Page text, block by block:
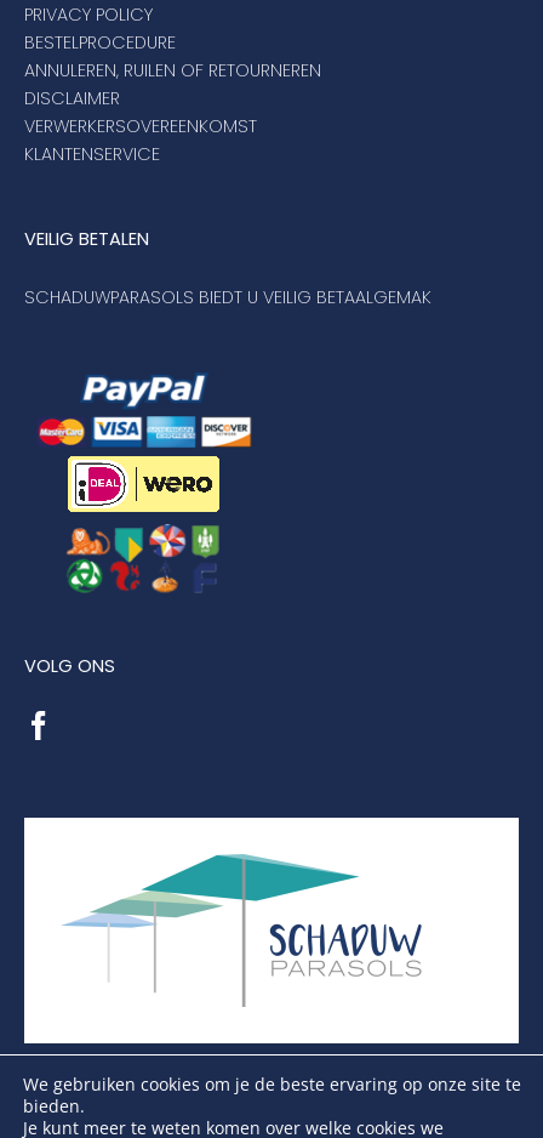
PRIVACY POLICY
BESTELPROCEDURE
ANNULEREN, RUILEN OF RETOURNEREN
DISCLAIMER
VERWERKERSOVEREENKOMST
KLANTENSERVICE
VEILIG BETALEN
SCHADUWPARASOLS BIEDT U VEILIG BETAALGEMAK
VOLG ONS
We gebruiken cookies om je de beste ervaring op onze site te
bieden.
Je kunt meer te weten komen over welke cookies we